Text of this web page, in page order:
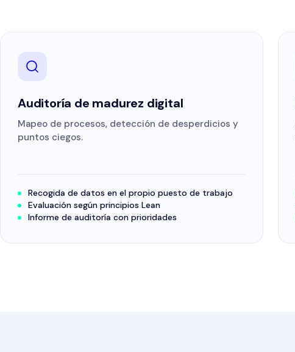
Auditoría de madurez digital
Mapeo de procesos, detección de desperdicios y
puntos ciegos.
Recogida de datos en el propio puesto de trabajo
Evaluación según principios Lean
Informe de auditoría con prioridades